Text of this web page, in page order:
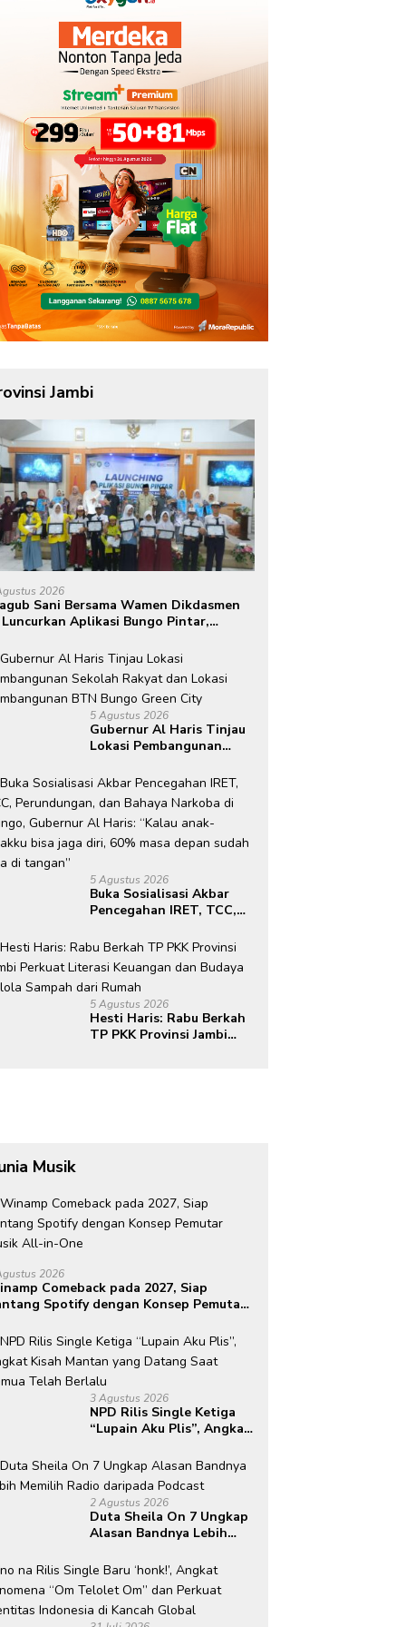
Jambi
2026
Sani Bersama Wamen Dikdasmen
Luncurkan Aplikasi Bungo Pintar,
5 Agustus 2026
Gubernur Al Haris Tinjau
Lokasi Pembangunan
Lokasi Pembangunan BTN
Bungo Green City
5 Agustus 2026
Buka Sosialisasi Akbar
Pencegahan IRET, TCC,
Narkoba di Bungo,
Gubernur Al Haris: “Kalau
anak-anakku bisa jaga
diri, 60% masa depan
sudah ada di tangan”
5 Agustus 2026
Hesti Haris: Rabu Berkah
TP PKK Provinsi Jambi
Musik
2026
Comeback pada 2027, Siap
Spotify dengan Konsep Pemutar
3 Agustus 2026
NPD Rilis Single Ketiga
“Lupain Aku Plis”, Angkat
Datang Saat Semua Telah
Berlalu
2 Agustus 2026
Duta Sheila On 7 Ungkap
Alasan Bandnya Lebih
Podcast